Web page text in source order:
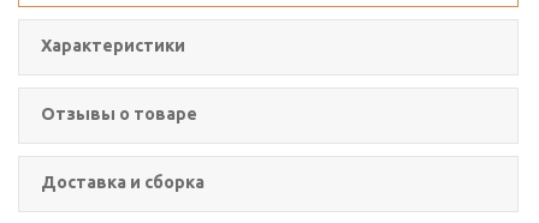
Характеристики
Отзывы о товаре
Доставка и сборка